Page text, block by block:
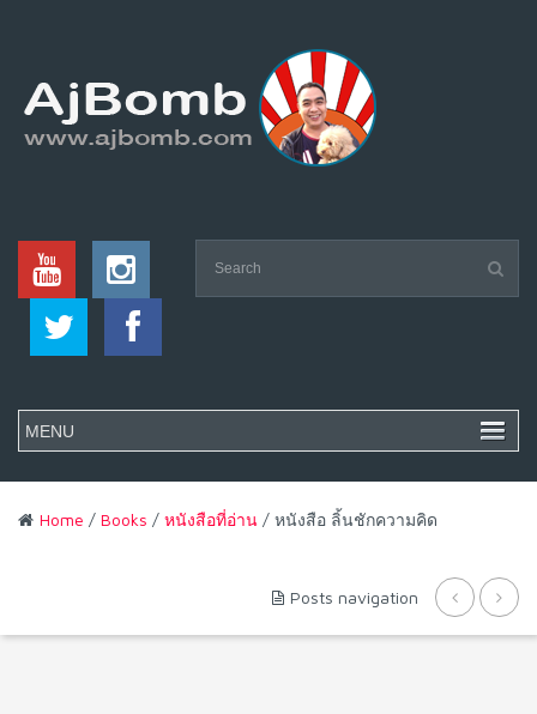
Home / Books / หนังสือที่อ่าน / หนังสือ ลิ้นชักความคิด
Posts navigation